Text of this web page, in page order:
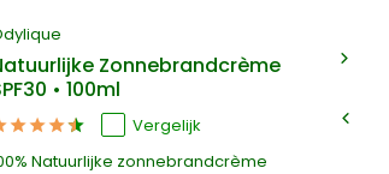
Zonnebrandcrème
• 100ml
Vergelijk
Natuurlijke zonnebrandcrème